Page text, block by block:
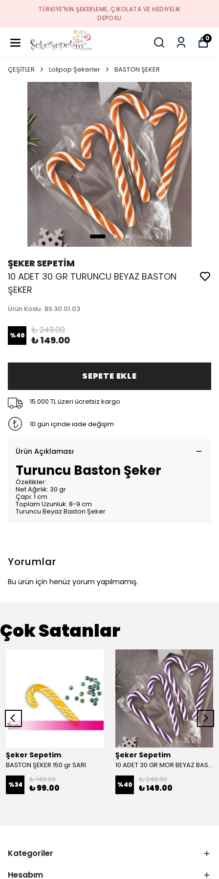
TÜRKIYE'NIN ŞEKERLEME, ÇIKOLATA VE HEDIYELIK
DEPOSU
0
ÇEŞİTLER Lolipop Şekerler BASTON ŞEKER
ŞEKER SEPETİM
10 ADET 30 GR TURUNCU BEYAZ BASTON
ŞEKER
Ürün Kodu: BS.30.01.03
%40 ₺ 249.00
₺ 149.00
SEPETE EKLE
15.000 TL üzeri ücretsiz kargo
10 gün içinde iade değişim
Ürün Açıklaması
Turuncu Baston Şeker
Özellikler:
Net Ağırlık: 30 gr
Çapı: 1 cm
Toplam Uzunluk: 8-9 cm
Turuncu Beyaz Baston Şeker
Yorumlar
Bu ürün için henüz yorum yapılmamış.
Çok Satanlar
Şeker Sepetim
BASTON ŞEKER 150 gr SARI
%34
₺ 149.00
₺ 99.00
Şeker Sepetim
10 ADET 30 GR MOR BEYAZ BASTON ŞEKER
%40
₺ 249.00
₺ 149.00
Kategoriler
Hesabım